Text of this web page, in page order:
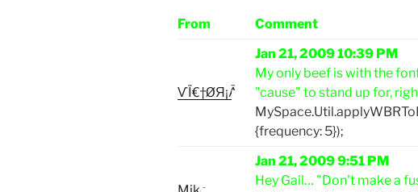
From Comment
ѴÏ€†ØЯ¡Ã
Jan 21, 2009 10:39 PM
My only beef is with the
"cause" to stand up for,
{frequency: 5});
Jan 21, 2009 9:51 PM
Hey Gail… "Don't make a